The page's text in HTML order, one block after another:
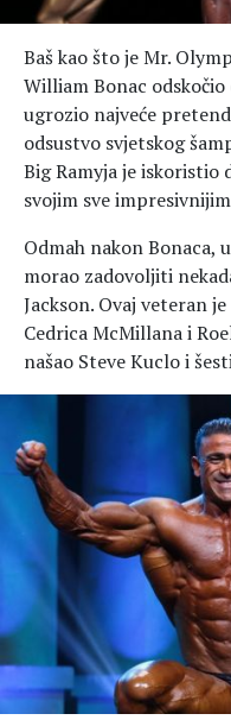
Baš kao što je Mr.
William Bonac
ugrozio najveće
odsustvo svjetskog
Big Ramyja je iskoristio
svojim sve
Odmah nakon Bonaca,
morao zadovoljiti
Jackson. Ovaj veteran
Cedrica McMillana i
našao Steve Kuclo i